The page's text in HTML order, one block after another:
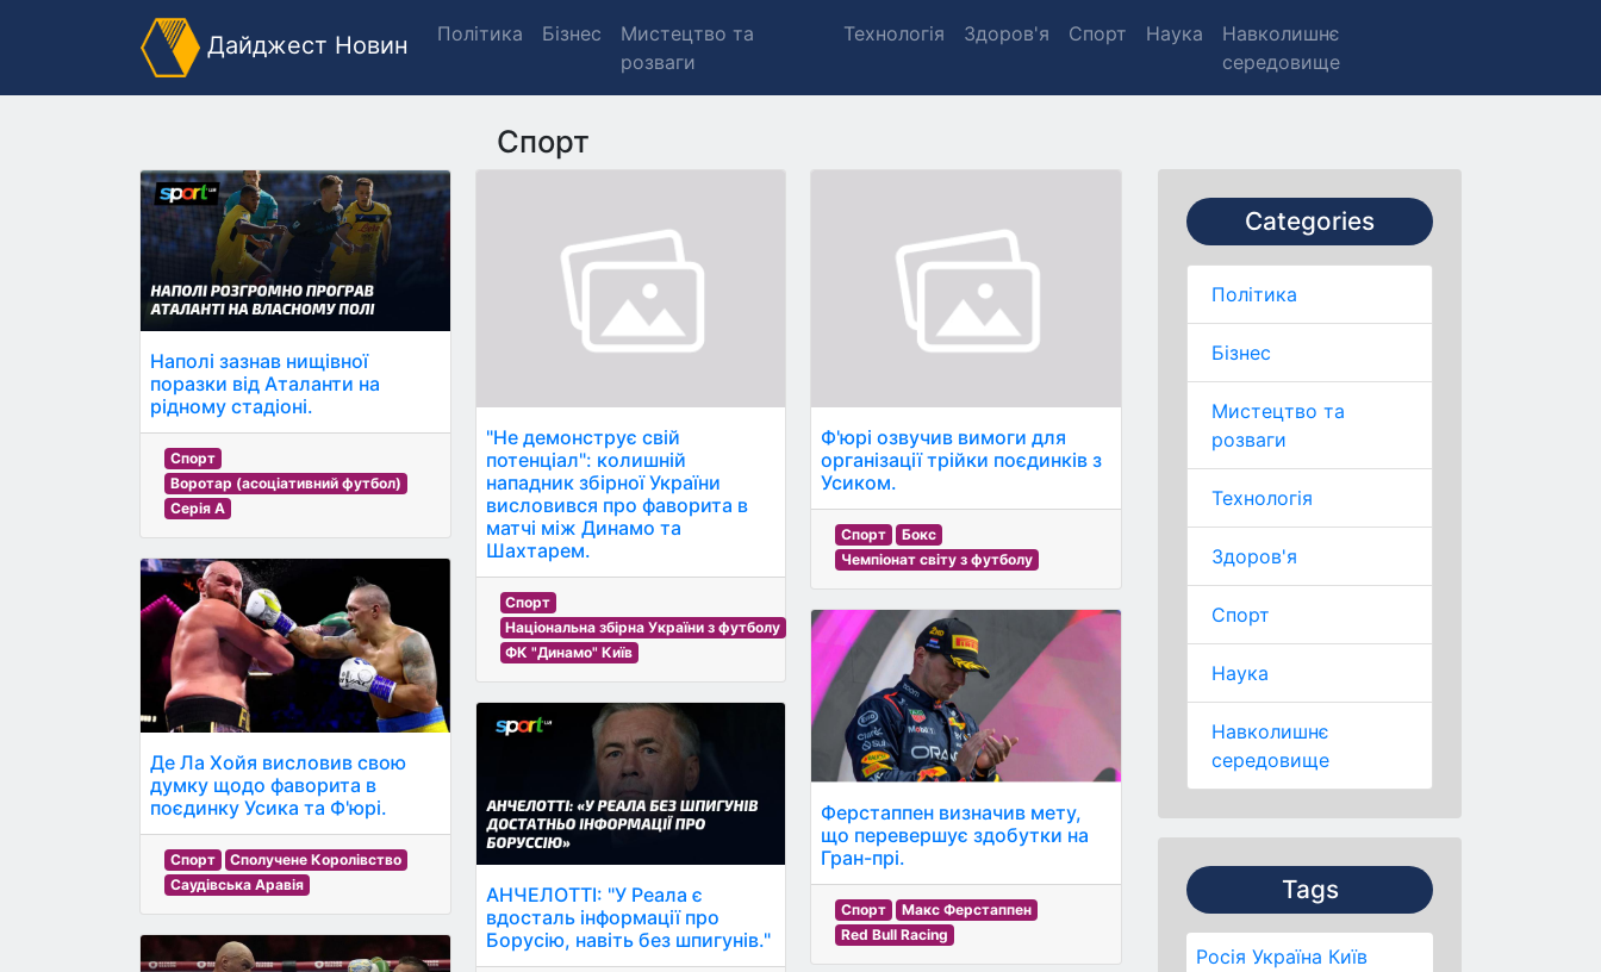
Дайджест Новин Політика Бізнес
Мистецтво та
розваги
Технологія Здоров'я Спорт Наука
Навколишнє
середовище
Спорт
Categories
Політика
Бізнес
Мистецтво та
розваги
Технологія
Здоров'я
Спорт
Наука
Навколишнє
середовище
Tags
Росія Україна Київ
Наполі зазнав нищівної
поразки від Аталанти на
рідному стадіоні.
Спорт
Воротар (асоціативний футбол)
Серія A
Де Ла Хойя висловив свою
думку щодо фаворита в
поєдинку Усика та Ф'юрі.
Спорт
Сполучене Королівство
Саудівська Аравія
"Не демонструє свій
потенціал": колишній
нападник збірної України
висловився про фаворита в
матчі між Динамо та
Шахтарем.
Спорт
Національна збірна України з футболу
ФК "Динамо" Київ
АНЧЕЛОТТІ: "У Реала є
вдосталь інформації про
Борусію, навіть без шпигунів."
Ф'юрі озвучив вимоги для
організації трійки поєдинків з
Усиком.
Спорт
Бокс
Чемпіонат світу з футболу
Ферстаппен визначив мету,
що перевершує здобутки на
Гран-прі.
Спорт
Макс Ферстаппен
Red Bull Racing